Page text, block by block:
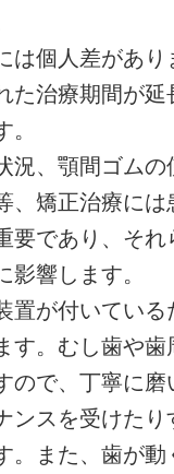
は個人差があり
た治療期間が延
。
況、顎間ゴムの
、矯正治療には
要であり、それ
影響します。
置が付いている
す。むし歯や歯
ので、丁寧に磨
ンスを受けたり
。また、歯が動